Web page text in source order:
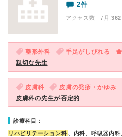
2件
アクセス数 7月:362
整形外科 手足がしびれる
親切な先生
皮膚科 皮膚の発疹・かゆみ
皮膚科の先生が否定的
診療科目：
リハビリテーション科 、内科、呼吸器内